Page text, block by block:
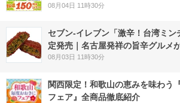
08月04日 11時30分
セブン-イレブン「激辛！台湾ミン
定発売｜名古屋発祥の旨辛グルメ
08月03日 11時30分
関西限定！和歌山の恵みを味わう
フェア』全商品徹底紹介